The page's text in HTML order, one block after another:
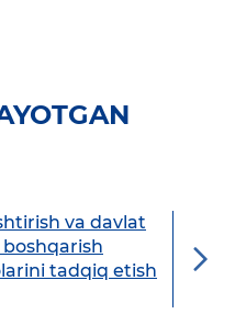
va davlat
tadqiq etish